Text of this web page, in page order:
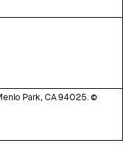
Park, CA 94025. ©